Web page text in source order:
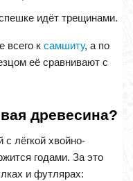
идёт трещинами.
всего к самшиту, а по
её сравнивают с
древесина?
лёгкой хвойно-
годами. За это
и футлярах: